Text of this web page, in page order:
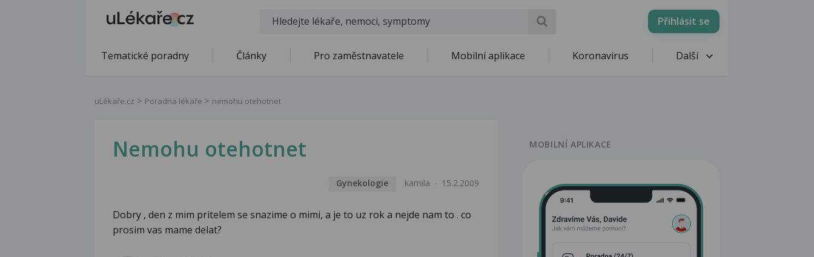
Přihlásit se
Tematické poradny Články Pro zaměstnavatele Mobilní aplikace Koronavirus Další
uLékaře.cz Poradna lékaře nemohu otehotnet
Nemohu otehotnet
Gynekologie kamila 15.2.2009
Dobry , den z mim pritelem se snazime o mimi, a je to uz rok a nejde nam to . co
prosim vas mame delat?
MOBILNÍ APLIKACE